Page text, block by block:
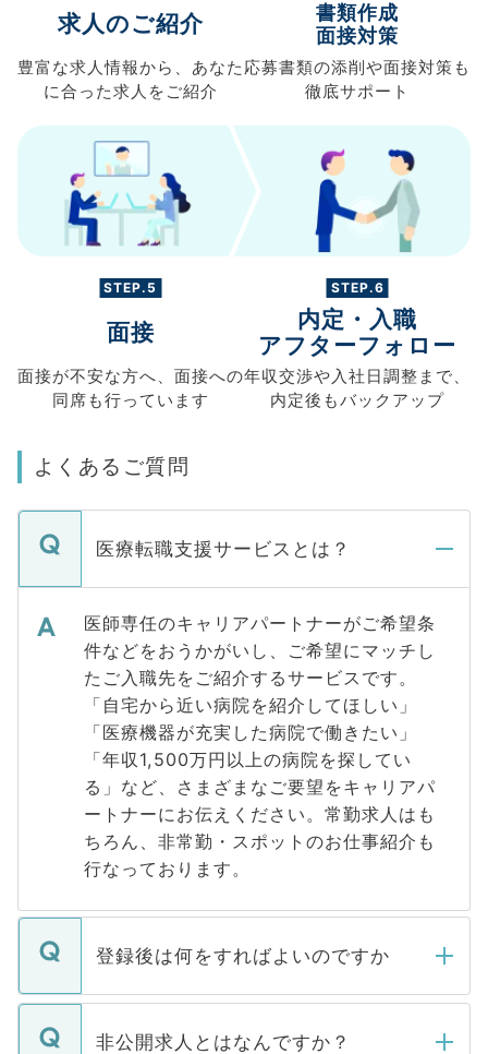
求人のご紹介
豊富な求人情報から、 あなた
に合った求人を ご紹介
書類作成
面接対策
応募書類の添削や面接対策も
徹底サポート
STEP.5
面接
面接が不安な方へ、 面接への
同席も行っています
STEP.6
内定・入職
アフターフォロー
年収交渉や入社日調整まで、
内定後もバックアップ
よくあるご質問
医療転職支援サービスとは？
医師専任のキャリアパートナーがご希望条
件などをおうかがいし、ご希望にマッチし
たご入職先をご紹介するサービスです。
「自宅から近い病院を紹介してほしい」
「医療機器が充実した病院で働きたい」
「年収1,500万円以上の病院を探してい
る」など、さまざまなご要望をキャリアパ
ートナーにお伝えください。常勤求人はも
ちろん、非常勤・スポットのお仕事紹介も
行なっております。
登録後は何をすればよいのですか
ご登録いただきましたら、弊社担当者がご
登録内容を確認し、その後メールもしくは
非公開求人とはなんですか？